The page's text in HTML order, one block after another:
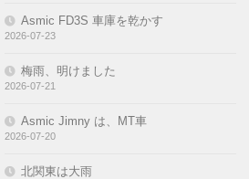
Asmic FD3S 車庫を乾かす
2026-07-23
梅雨、明けました
2026-07-21
Asmic Jimny は、MT車
2026-07-20
北関東は大雨